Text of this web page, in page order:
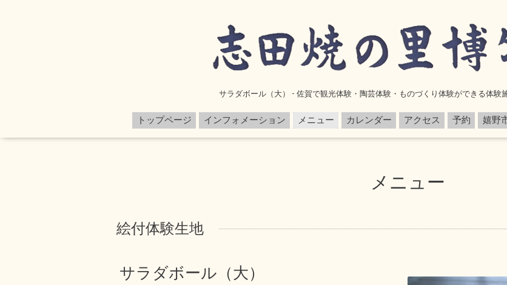
サラダボール（大） - 佐賀で観光体験・陶芸体験・ものづくり体験ができる体験
トップページ インフォメーション メニュー カレンダー アクセス 予約 嬉野
メニュー
絵付体験生地
サラダボール（大）